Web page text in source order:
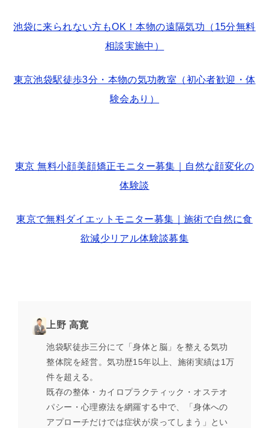
池袋に来られない方もOK！本物の遠隔気功（15分無料
相談実施中）
東京池袋駅徒歩3分・本物の気功教室（初心者歓迎・体
験会あり）
東京 無料小顔美顔矯正モニター募集｜自然な顔変化の
体験談
東京で無料ダイエットモニター募集｜施術で自然に食
欲減少リアル体験談募集
上野 高寛
池袋駅徒歩三分にて「身体と脳」を整える気功
整体院を経営。気功歴15年以上、施術実績は1万
件を超える。
既存の整体・カイロプラクティック・オステオ
パシー・心理療法を網羅する中で、「身体への
アプローチだけでは症状が戻ってしまう」とい